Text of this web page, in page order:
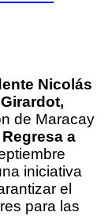
Nicolás
de Maracay
a
iniciativa
el
para las